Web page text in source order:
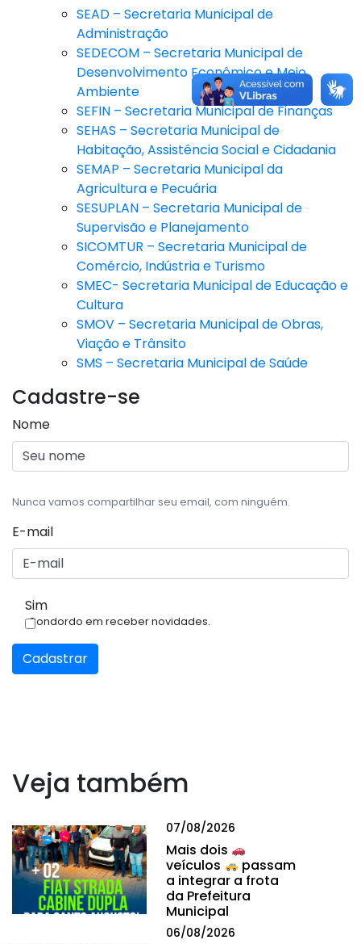
SEAD – Secretaria Municipal de
Administração
SEDECOM – Secretaria Municipal de
Desenvolvimento Econômico e Meio
Ambiente
SEFIN – Secretaria Municipal de Finanças
SEHAS – Secretaria Municipal de
Habitação, Assistência Social e Cidadania
SEMAP – Secretaria Municipal da
Agricultura e Pecuária
SESUPLAN – Secretaria Municipal de
Supervisão e Planejamento
SICOMTUR – Secretaria Municipal de
Comércio, Indústria e Turismo
SMEC- Secretaria Municipal de Educação e
Cultura
SMOV – Secretaria Municipal de Obras,
Viação e Trânsito
SMS – Secretaria Municipal de Saúde
Cadastre-se
Nome
Nunca vamos compartilhar seu email, com ninguém.
E-mail
Sim
Condordo em receber novidades.
Cadastrar
Veja também
07/08/2026
Mais dois
veículos
passam
a integrar a frota
da Prefeitura
Municipal
06/08/2026